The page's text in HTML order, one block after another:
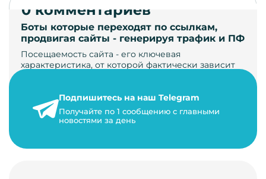
Боты которые переходят по ссылкам,
продвигая сайты - генерируя трафик и ПФ
Посещаемость сайта - его ключевая
характеристика, от которой фактически зависит
22 мая 2024 г.
9 минут на чтение
0 комментариев
Подпишитесь на наш Telegram
Получайте по 1 сообщению с главными
новостями за день